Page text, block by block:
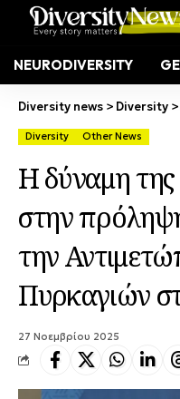
NEURODIVERSITY
Diversity news > Diversity >
Diversity Other News
Η δύναμη
στην
την
Πυρκαγιών
27 Νοεμβρίου 2025